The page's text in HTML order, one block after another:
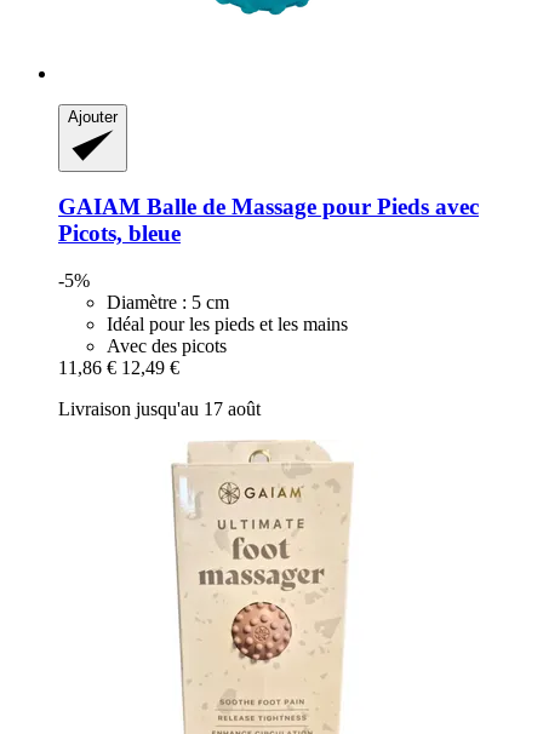
Ajouter
GAIAM Balle de Massage pour Pieds avec
Picots, bleue
-5%
Diamètre : 5 cm
Idéal pour les pieds et les mains
Avec des picots
11,86 € 12,49 €
Livraison jusqu'au 17 août